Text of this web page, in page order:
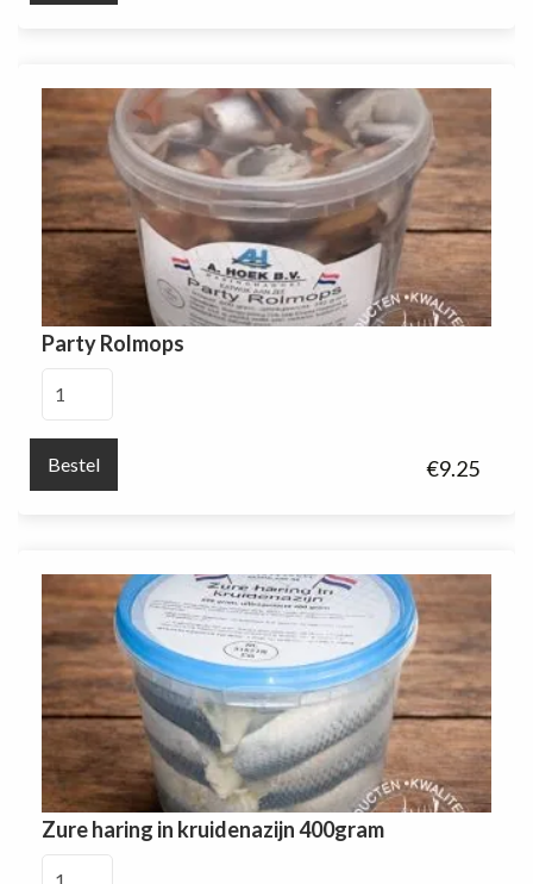
Party Rolmops
€9.25
aantal
Bestel
Zure haring in kruidenazijn 400gram